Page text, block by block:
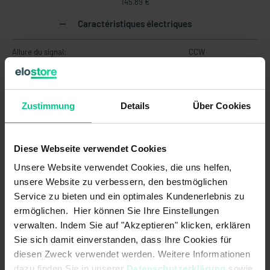
Zustimmung Details Über Cookies
Diese Webseite verwendet Cookies
Unsere Website verwendet Cookies, die uns helfen,
unsere Website zu verbessern, den bestmöglichen
Service zu bieten und ein optimales Kundenerlebnis zu
ermöglichen. Hier können Sie Ihre Einstellungen
verwalten. Indem Sie auf "Akzeptieren" klicken, erklären
Sie sich damit einverstanden, dass Ihre Cookies für
diesen Zweck verwendet werden. Weitere Informationen
Caractéristiques électriques
Allure du signal: CCW
CEM Chariot de manutention
(Norme):
CEM Engins de terrassement et
machines const. d. bâtiments:
dump": max. voltage 35V (absolute)
CEM Machines agricoles et
forestières (Norme):
EN ISO 14982<br>pulse 5b: max.
voltage 35V (absolute), functional
status C for pulse 1 and 4
Coefficient de température: typ. ±250 ppm/K typ. +-250 ppm/K
Consommation de courant: 18 mA
Erreur de linearité typiques: ±1,0°